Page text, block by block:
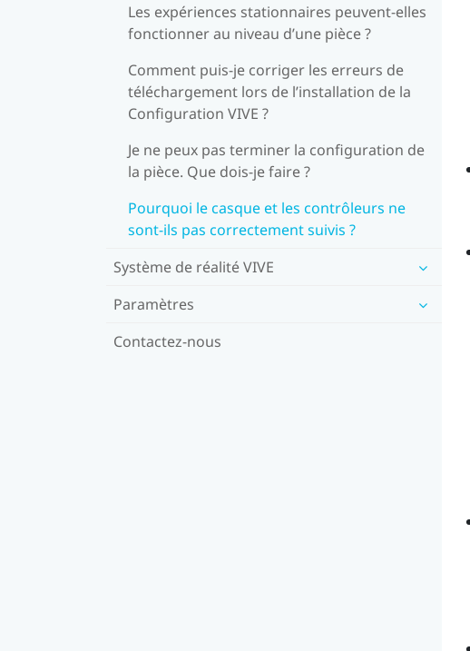
Les expériences stationnaires peuvent-elles
fonctionner au niveau d’une pièce ?
Comment puis-je corriger les erreurs de
téléchargement lors de l’installation de la
Configuration VIVE ?
Je ne peux pas terminer la configuration de
la pièce. Que dois-je faire ?
Pourquoi le casque et les contrôleurs ne
sont-ils pas correctement suivis ?
Système de réalité VIVE
Paramètres
Contactez-nous